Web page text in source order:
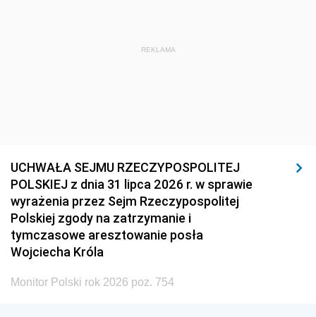
REKLAMA
UCHWAŁA SEJMU RZECZYPOSPOLITEJ
POLSKIEJ z dnia 31 lipca 2026 r. w sprawie
wyrażenia przez Sejm Rzeczypospolitej
Polskiej zgody na zatrzymanie i
tymczasowe aresztowanie posła
Wojciecha Króla
Monitor Polski rok 2026 poz. 754